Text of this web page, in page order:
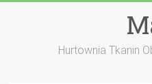
Hurtownia Tkanin